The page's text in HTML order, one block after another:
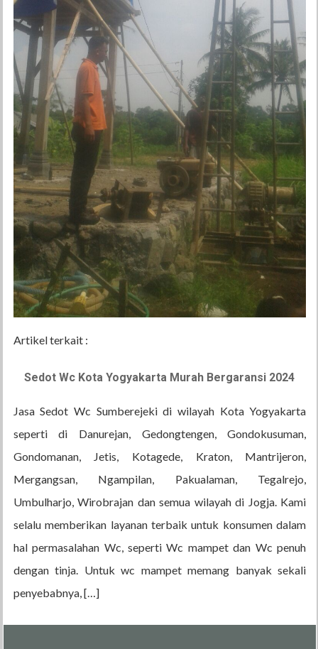
Artikel terkait :
Sedot Wc Kota Yogyakarta Murah Bergaransi 2024
Jasa Sedot Wc Sumberejeki di wilayah Kota Yogyakarta
seperti di Danurejan, Gedongtengen, Gondokusuman,
Gondomanan, Jetis, Kotagede, Kraton, Mantrijeron,
Mergangsan, Ngampilan, Pakualaman, Tegalrejo,
Umbulharjo, Wirobrajan dan semua wilayah di Jogja. Kami
selalu memberikan layanan terbaik untuk konsumen dalam
hal permasalahan Wc, seperti Wc mampet dan Wc penuh
dengan tinja. Untuk wc mampet memang banyak sekali
penyebabnya, […]